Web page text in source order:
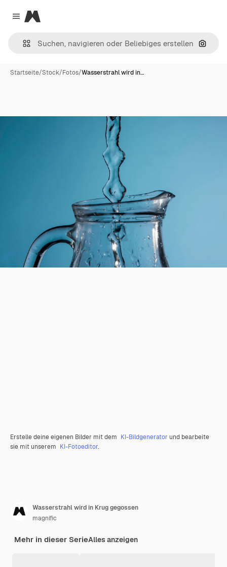
Close menu
Magnific
Nach
Startseite/Stock/Fotos/Wasserstrahl wird in…
Erstelle deine eigenen Bilder mit dem KI-Bildgenerator und bearbeite
sie mit unserem KI-Fotoeditor.
Wasserstrahl wird in Krug gegossen
magnific
Mehr in dieser SerieAlles anzeigen